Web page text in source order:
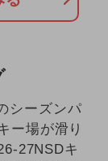
シーズンパ
ー場が滑り
27NSDキ